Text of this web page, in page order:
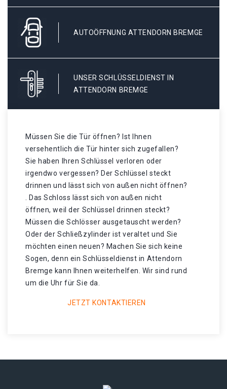
AUTOÖFFNUNG ATTENDORN BREMGE
UNSER SCHLÜSSELDIENST IN
ATTENDORN BREMGE
Müssen Sie die Tür öffnen? Ist Ihnen
versehentlich die Tür hinter sich zugefallen?
Sie haben Ihren Schlüssel verloren oder
irgendwo vergessen? Der Schlüssel steckt
drinnen und lässt sich von außen nicht öffnen?
. Das Schloss lässt sich von außen nicht
öffnen, weil der Schlüssel drinnen steckt?
Müssen die Schlösser ausgetauscht werden?
Oder der Schließzylinder ist veraltet und Sie
möchten einen neuen? Machen Sie sich keine
Sogen, denn ein Schlüsseldienst in Attendorn
Bremge kann Ihnen weiterhelfen. Wir sind rund
um die Uhr für Sie da.
JETZT KONTAKTIEREN